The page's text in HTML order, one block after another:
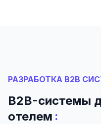
РАЗРАБОТКА B2B
B2B-системы
отелем :